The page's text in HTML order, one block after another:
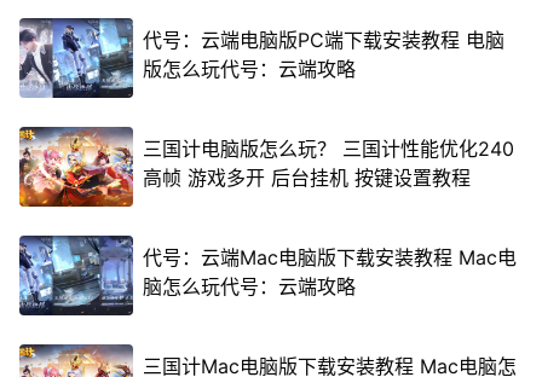
代号：云端电脑版PC端下载安装教程 电脑
版怎么玩代号：云端攻略
三国计电脑版怎么玩？ 三国计性能优化240
高帧 游戏多开 后台挂机 按键设置教程
代号：云端Mac电脑版下载安装教程 Mac电
脑怎么玩代号：云端攻略
三国计Mac电脑版下载安装教程 Mac电脑怎